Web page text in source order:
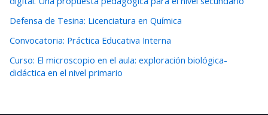
Defensa de Tesina: Licenciatura en Química
Convocatoria: Práctica Educativa Interna
Curso: El microscopio en el aula: exploración biológica-
didáctica en el nivel primario